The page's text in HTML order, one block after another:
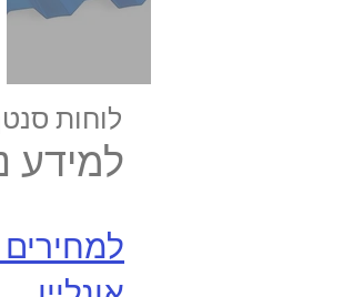
למידע
לוחות סנטף